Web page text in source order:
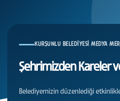
KURŞUNLU BELEDIYESI MEDYA
Şehrimizden Kareler
Belediyemizin düzenlediği